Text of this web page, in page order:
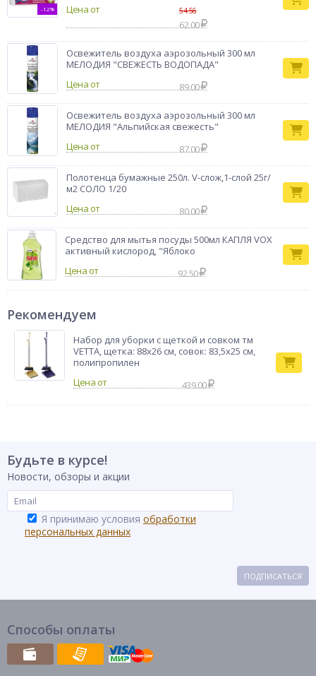
-12%
Цена от
54.56
62.00
Освежитель воздуха аэрозольный 300 мл
МЕЛОДИЯ "СВЕЖЕСТЬ ВОДОПАДА"
Цена от
89.00
Освежитель воздуха аэрозольный 300 мл
МЕЛОДИЯ "Альпийская свежесть"
Цена от
87.00
Полотенца бумажные 250л. V-слож,1-слой 25г/
м2 СОЛО 1/20
Цена от
80.00
Средство для мытья посуды 500мл КАПЛЯ VOX
активный кислород, "Яблоко
Цена от
92.50
Рекомендуем
Набор для уборки с щеткой и совком тм
VETTA, щетка: 88х26 см, совок: 83,5х25 см,
полипропилен
439.00
Будьте в курсе!
Новости, обзоры и акции
Я принимаю условия обработки
персональных данных
ПОДПИСАТЬСЯ
Способы оплаты